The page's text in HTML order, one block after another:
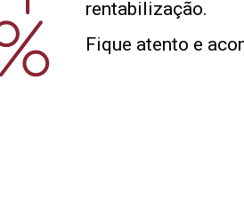
rentabilização.
Fique atento e